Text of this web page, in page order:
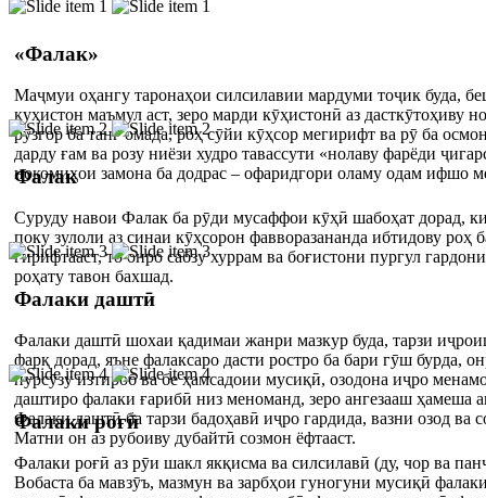
«Фалак»
Маҷмуи оҳангу таронаҳои силсилавии мардуми тоҷик буда,
куҳистон маъмул аст, зеро марди кӯҳистонӣ аз дасткӯтоҳиву
рӯзгор ба танг омада, роҳ сӯйи кӯҳсор мегирифт ва рӯ ба
дарду ғам ва розу ниёзи худро тавассути «нолаву фарёди
нокомиҳои замона ба додрас – офаридгори оламу одам ифшо
Фалак
Суруду навои Фалак ба рӯди мусаффои кӯҳӣ шабоҳат дорад,
поку зулоли аз синаи кӯҳсорон фавворазананда ибтидову роҳ
гирифтааст, то онро сабзу хуррам ва боғистони пургул
роҳату тавон бахшад.
Фалаки даштӣ
Фалаки даштӣ шохаи қадимаи жанри мазкур буда, тарзи
фарқ дорад, яъне фалаксаро дасти ростро ба бари гӯш бурда,
пурсӯзу изтироб ва бе ҳамсадоии мусиқӣ, озодона иҷро
даштиро фалаки ғарибӣ низ меноманд, зеро ангезааш
Фалаки даштӣ ба тарзи бадоҳавӣ иҷро гардида, вазни озод ва
Матни он аз рубоиву дубайтӣ созмон ёфтааст.
Фалаки роғӣ
Фалаки роғӣ аз рӯи шакл якқисма ва силсилавӣ (ду, чор ва
Вобаста ба мавзӯъ, мазмун ва зарбҳои гуногуни мусиқӣ